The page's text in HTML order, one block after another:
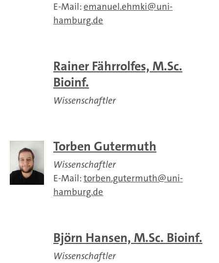
E-Mail: emanuel.ehmki
uni-
hamburg.de
Rainer Fährrolfes, M.Sc.
Bioinf.
Wissenschaftler
Torben Gutermuth
Wissenschaftler
E-Mail: torben.gutermuth
uni-
hamburg.de
Björn Hansen, M.Sc. Bioinf.
Wissenschaftler